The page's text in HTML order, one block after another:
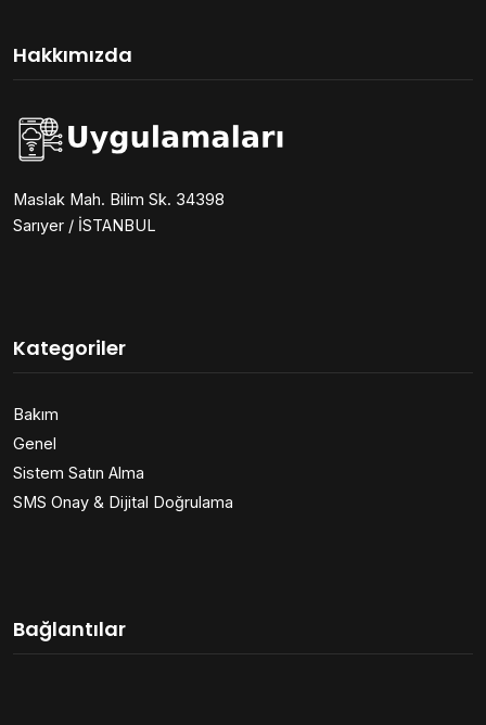
Hakkımızda
Maslak Mah. Bilim Sk. 34398
Sarıyer / İSTANBUL
Kategoriler
Bakım
Genel
Sistem Satın Alma
SMS Onay & Dijital Doğrulama
Bağlantılar